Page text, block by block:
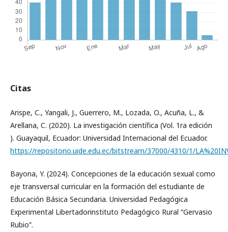
Citas
Arispe, C., Yangali, J., Guerrero, M., Lozada, O., Acuña, L., &
Arellana, C. (2020). La investigación científica (Vol. 1ra edición
). Guayaquil, Ecuador: Universidad Internacional del Ecuador.
https://repositorio.uide.edu.ec/bitstream/37000/4310/1/
Bayona, Y. (2024). Concepciones de la educación sexual como
eje transversal curricular en la formación del estudiante de
Educación Básica Secundaria. Universidad Pedagógica
Experimental Libertadorinstituto Pedagógico Rural “Gervasio
Rubio”.